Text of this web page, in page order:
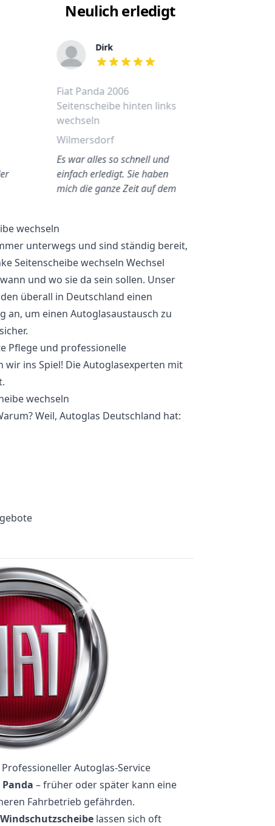
Neulich erledigt
Dirk
out of 5 stars
Fiat Panda 2006
Seitenscheibe hinten links
wechseln
Wilmersdorf
Es war alles so schnell und
einfach erledigt. Sie haben
mich die ganze Zeit auf dem
wechseln
unterwegs und sind ständig bereit,
Seitenscheibe wechseln Wechsel
und wo sie da sein sollen. Unser
überall in Deutschland einen
an, um einen Autoglasaustausch zu
Pflege und professionelle
ins Spiel! Die Autoglasexperten mit
Weil, Autoglas Deutschland hat:
Autoglas-Service
– früher oder später kann eine
Fahrbetrieb gefährden.
lassen sich oft